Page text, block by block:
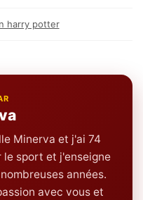
harry potter
Minerva et j'ai 74
le sport et j'enseigne
années.
avec vous et